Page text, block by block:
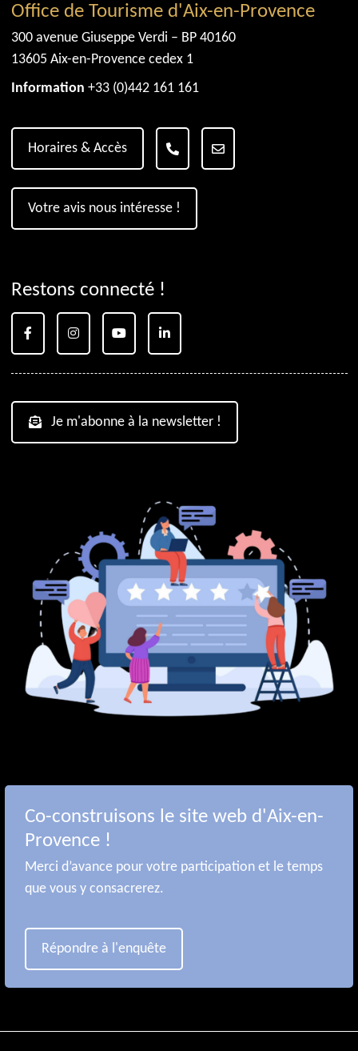
Office de Tourisme d'Aix-en-Provence
300 avenue Giuseppe Verdi – BP 40160
13605 Aix-en-Provence cedex 1
Information +33 (0)442 161 161
Horaires & Accès
Votre avis nous intéresse !
Restons connecté !
Je m'abonne à la newsletter !
Co-construisons le site web d'Aix-en-
Provence !
Merci d’avance pour votre participation et le temps
que vous y consacrerez.
Répondre à l'enquête